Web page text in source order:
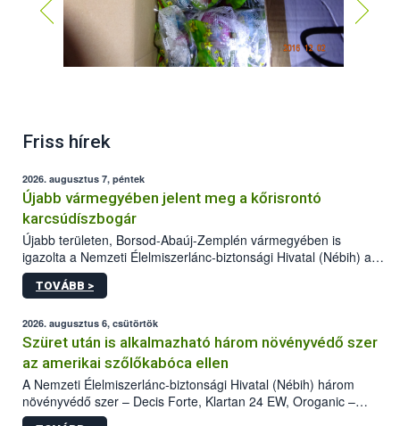
Friss hírek
2026. augusztus 7, péntek
Újabb vármegyében jelent meg a kőrisrontó
karcsúdíszbogár
Újabb területen, Borsod-Abaúj-Zemplén vármegyében is
igazolta a Nemzeti Élelmiszerlánc-biztonsági Hivatal (Nébih) a
kőrisrontó karcsúdíszbogár (Agrilus planipennis) jelenlétét. A
kártevőt nem csak színcsapdában találták meg, de már fertőzött
az intenzív felderítést, emellett az intézkedéseket a szlovák
hatósággal is összehangolják a terjedés megállítása érdekében.
TOVÁBB >
2026. augusztus 6, csütörtök
Szüret után is alkalmazható három növényvédő szer
az amerikai szőlőkabóca ellen
A Nemzeti Élelmiszerlánc-biztonsági Hivatal (Nébih) három
növényvédő szer – Decis Forte, Klartan 24 EW, Oroganic –
engedélyokiratát módosította, így azok a szüretet követően,